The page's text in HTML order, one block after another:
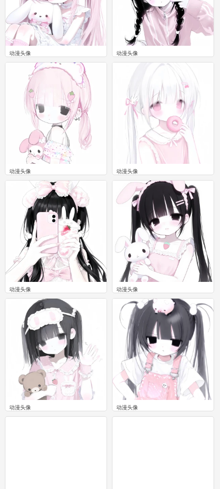
动漫头像
0
动漫头像
0
动漫头像
0
动漫头像
0
动漫头像
0
动漫头像
0
动漫头像
0
动漫头像
0